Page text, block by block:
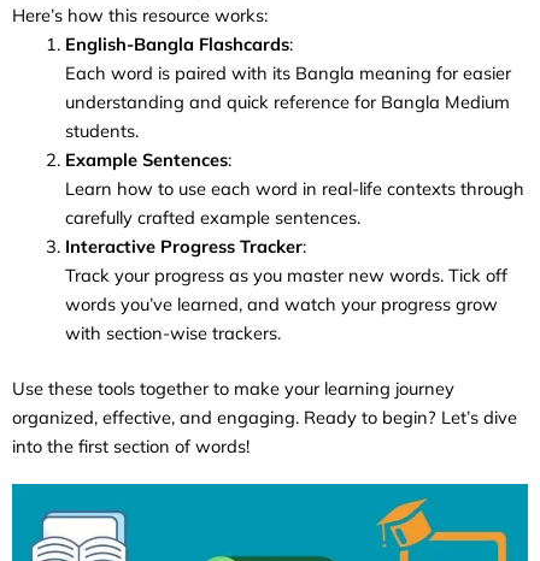
Here’s how this resource works:
English-Bangla Flashcards:
Each word is paired with its Bangla meaning for easier
understanding and quick reference for Bangla Medium
students.
Example Sentences:
Learn how to use each word in real-life contexts through
carefully crafted example sentences.
Interactive Progress Tracker:
Track your progress as you master new words. Tick off
words you’ve learned, and watch your progress grow
with section-wise trackers.
Use these tools together to make your learning journey
organized, effective, and engaging. Ready to begin? Let’s dive
into the first section of words!